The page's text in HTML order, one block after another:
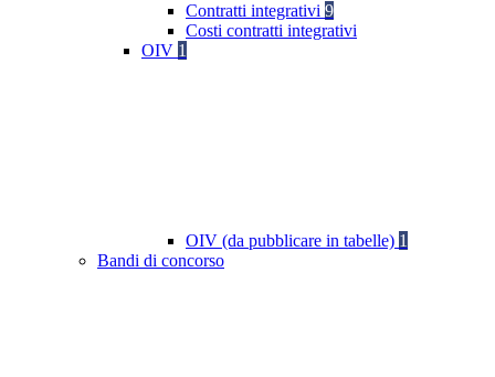
Contratti integrativi 9
Costi contratti integrativi
OIV 1
OIV (da pubblicare in tabelle) 1
Bandi di concorso